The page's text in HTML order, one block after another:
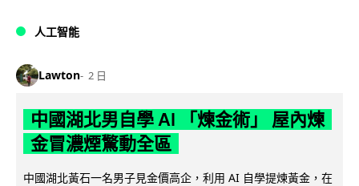
人工智能
Lawton 2 日
中國湖北男自學 AI 「煉金術」 屋內煉
金冒濃煙驚動全區
中國湖北黃石一名男子見金價高企，利用 AI 自學提煉黃金，在